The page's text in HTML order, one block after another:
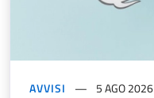
AVVISI 5 AGO 2026